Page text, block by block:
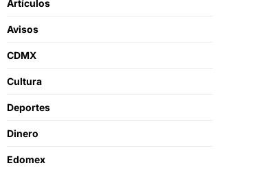
Artículos
Avisos
CDMX
Cultura
Deportes
Dinero
Edomex